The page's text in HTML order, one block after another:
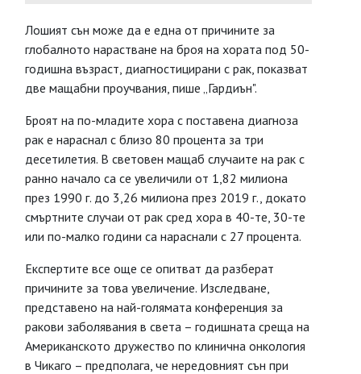
Лошият сън може да е една от причините за
глобалното нарастване на броя на хората под 50-
годишна възраст, диагностицирани с рак, показват
две мащабни проучвания, пише „Гардиън".
Броят на по-младите хора с поставена диагноза
рак е нараснал с близо 80 процента за три
десетилетия. В световен мащаб случаите на рак с
ранно начало са се увеличили от 1,82 милиона
през 1990 г. до 3,26 милиона през 2019 г., докато
смъртните случаи от рак сред хора в 40-те, 30-те
или по-малко години са нараснали с 27 процента.
Експертите все още се опитват да разберат
причините за това увеличение. Изследване,
представено на най-голямата конференция за
ракови заболявания в света – годишната среща на
Американското дружество по клинична онкология
в Чикаго – предполага, че нередовният сън при